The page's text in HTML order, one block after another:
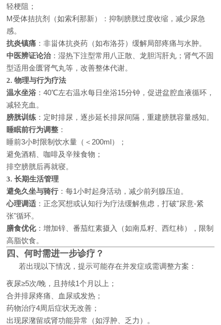
轻梗阻；
M受体拮抗剂（如索利那新）：抑制膀胱过度收缩，减少尿急
感。
抗炎镇痛：非甾体抗炎药（如布洛芬）缓解局部疼痛与水肿。
中医辨证论治：湿热下注型常用八正散、龙胆泻肝丸；肾气不固
型适用金匮肾气丸等，改善整体代谢。
2. 物理与行为疗法
温水坐浴：40℃左右温水每日坐浴15分钟，促进盆腔血液循环，
减轻充血。
膀胱训练：定时排尿，逐步延长排尿间隔，重建膀胱容量感知。
睡眠前行为调整：
睡前3小时限制饮水量（＜200ml）；
避免酒精、咖啡及辛辣食物；
排空膀胱后再就寝。
3. 长期生活管理
避免久坐与骑行：每1小时起身活动，减少前列腺压迫。
心理调适：正念冥想或认知行为疗法缓解焦虑，打破"尿意-紧
张"循环。
膳食优化：增加锌、番茄红素摄入（如南瓜籽、西红柿），限制
高脂饮食。
四、何时需进一步诊疗？
若出现以下情况，提示可能存在并发症或需调整方案：
夜尿≥5次/晚，且持续1个月以上；
合并排尿疼痛、血尿或发热；
药物治疗4周后症状无改善；
出现尿潴留或肾功能异常（如浮肿、乏力）。